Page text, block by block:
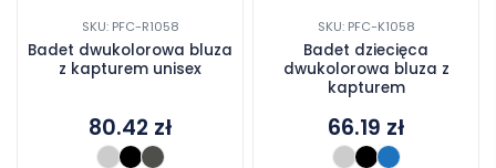
SKU: PFC-R1058
Badet dwukolorowa bluza
z kapturem unisex
80.42 zł
SKU: PFC-K1058
Badet dziecięca
dwukolorowa bluza z
kapturem
66.19 zł